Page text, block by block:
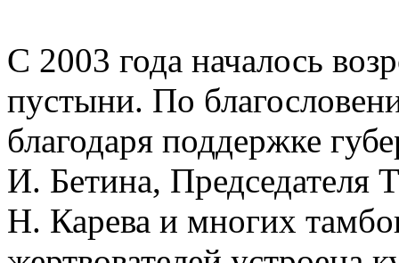
С 2003 года началось
пустыни. По
благодаря поддержке
И. Бетина, Председателя
Н. Карева и многих